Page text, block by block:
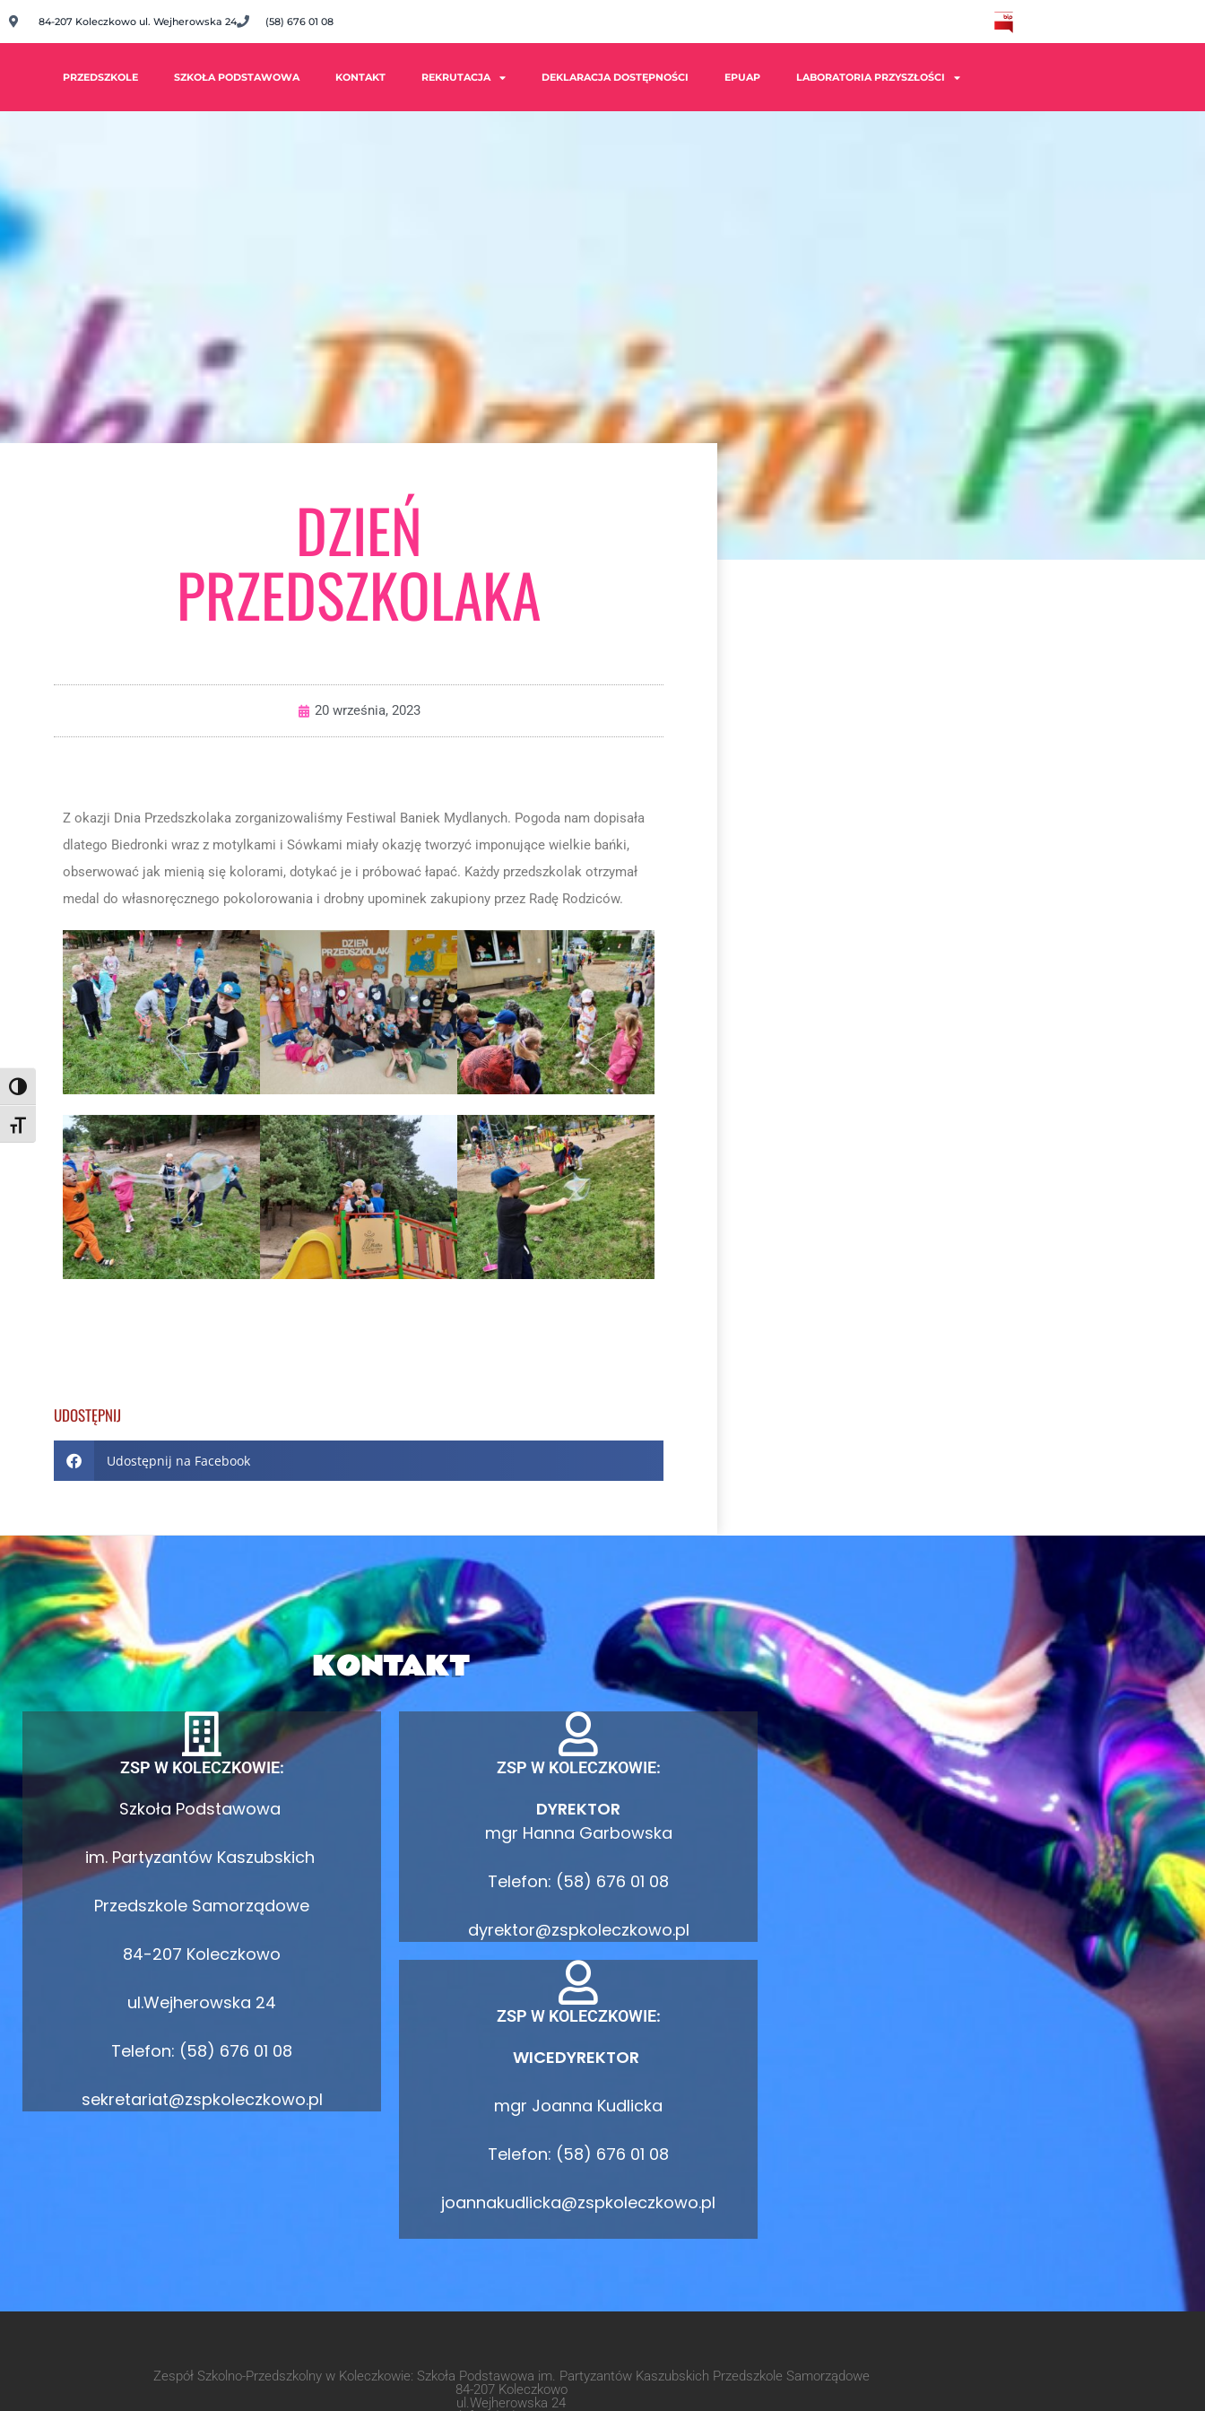
Toggle High Contrast
Toggle Font size
84-207 Koleczkowo ul. Wejherowska 24 (58) 676 01 08
PRZEDSZKOLE SZKOŁA PODSTAWOWA KONTAKT REKRUTACJA DEKLARACJA DOSTĘPNOŚCI EPUAP LABORATORIA PRZYSZŁOŚCI
DZIEŃ
PRZEDSZKOLAKA
20 września, 2023
Z okazji Dnia Przedszkolaka zorganizowaliśmy Festiwal Baniek Mydlanych. Pogoda nam dopisała
dlatego Biedronki wraz z motylkami i Sówkami miały okazję tworzyć imponujące wielkie bańki,
obserwować jak mienią się kolorami, dotykać je i próbować łapać. Każdy przedszkolak otrzymał
medal do własnoręcznego pokolorowania i drobny upominek zakupiony przez Radę Rodziców.
UDOSTĘPNIJ
Udostępnij na Facebook
KONTAKT
ZSP W KOLECZKOWIE:
Szkoła Podstawowa
im. Partyzantów Kaszubskich
Przedszkole Samorządowe
84-207 Koleczkowo
ul.Wejherowska 24
Telefon: (58) 676 01 08
sekretariat@zspkoleczkowo.pl
ZSP W KOLECZKOWIE:
DYREKTOR
mgr Hanna Garbowska
Telefon: (58) 676 01 08
dyrektor@zspkoleczkowo.pl
ZSP W KOLECZKOWIE:
WICEDYREKTOR
mgr Joanna Kudlicka
Telefon: (58) 676 01 08
joannakudlicka@zspkoleczkowo.pl
Zespół Szkolno-Przedszkolny w Koleczkowie: Szkoła Podstawowa im. Partyzantów Kaszubskich Przedszkole Samorządowe
84-207 Koleczkowo
ul.Wejherowska 24